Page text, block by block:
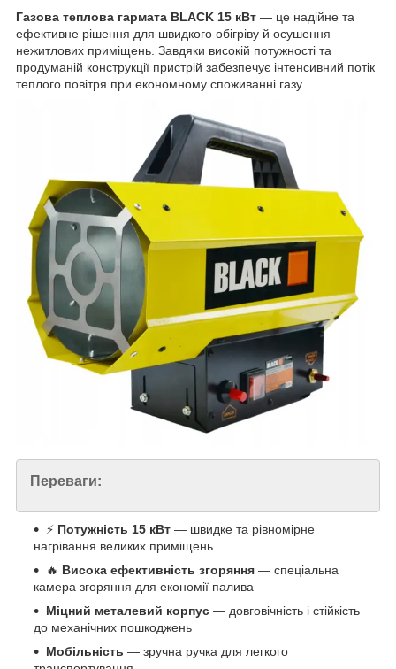
Газова теплова гармата BLACK 15 кВт — це надійне та
ефективне рішення для швидкого обігріву й осушення
нежитлових приміщень. Завдяки високій потужності та
продуманій конструкції пристрій забезпечує інтенсивний потік
теплого повітря при економному споживанні газу.
Переваги:
⚡ Потужність 15 кВт — швидке та рівномірне
нагрівання великих приміщень
🔥 Висока ефективність згоряння — спеціальна
камера згоряння для економії палива
Міцний металевий корпус — довговічність і стійкість
до механічних пошкоджень
Мобільність — зручна ручка для легкого